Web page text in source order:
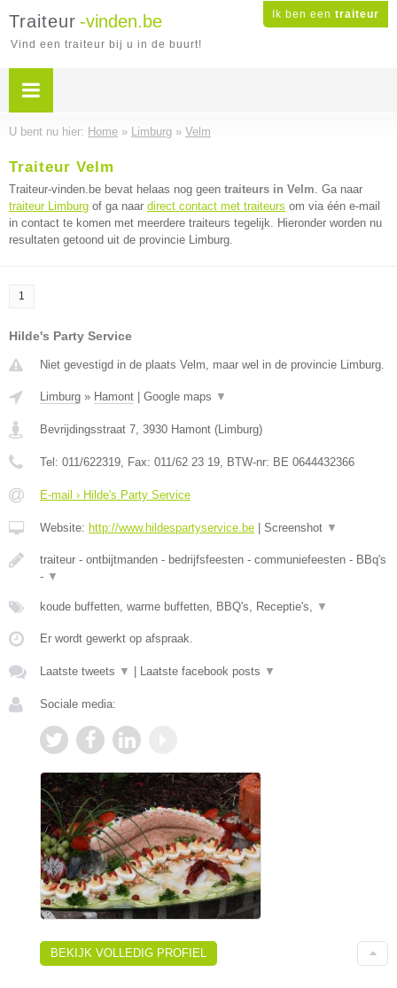
Ik ben een traiteur
Traiteur -vinden.be
Vind een traiteur bij u in de buurt!
U bent nu hier: Home » Limburg » Velm
Traiteur Velm
Traiteur-vinden.be bevat helaas nog geen traiteurs in Velm. Ga naar
traiteur Limburg of ga naar direct contact met traiteurs om via één e-mail
in contact te komen met meerdere traiteurs tegelijk. Hieronder worden nu
resultaten getoond uit de provincie Limburg.
1
Hilde's Party Service
Niet gevestigd in de plaats Velm, maar wel in de provincie Limburg.
Limburg » Hamont Google maps ▼
Bevrijdingsstraat 7, 3930 Hamont (Limburg)
Tel: 011/622319, Fax: 011/62 23 19, BTW-nr: BE 0644432366
E-mail › Hilde's Party Service
Website: http://www.hildespartyservice.be Screenshot ▼
traiteur - ontbijtmanden - bedrijfsfeesten - communiefeesten - BBq's
- ▼
koude buffetten, warme buffetten, BBQ's, Receptie's, ▼
Er wordt gewerkt op afspraak.
Laatste tweets ▼ Laatste facebook posts ▼
Sociale media:
BEKIJK VOLLEDIG PROFIEL